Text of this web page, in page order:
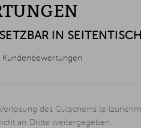
IN
des Gutscheins
an Dritte weitergegeben.